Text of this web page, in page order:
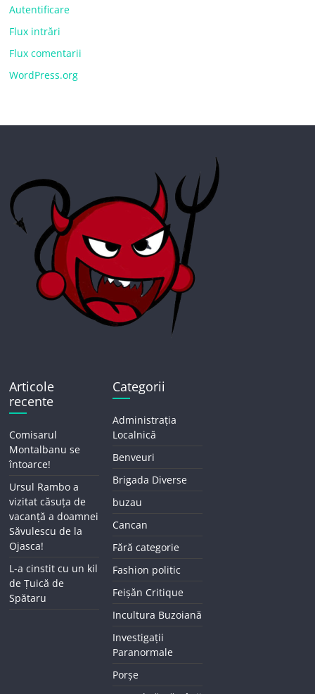
Autentificare
Flux intrări
Flux comentarii
WordPress.org
Articole
recente
Comisarul
Montalbanu se
întoarce!
Ursul Rambo a
vizitat căsuța de
vacanță a doamnei
Săvulescu de la
Ojasca!
L-a cinstit cu un kil
de Țuică de
Spătaru
Categorii
Administrația
Localnică
Benveuri
Brigada Diverse
buzau
Cancan
Fără categorie
Fashion politic
Feișăn Critique
Incultura Buzoiană
Investigații
Paranormale
Porșe